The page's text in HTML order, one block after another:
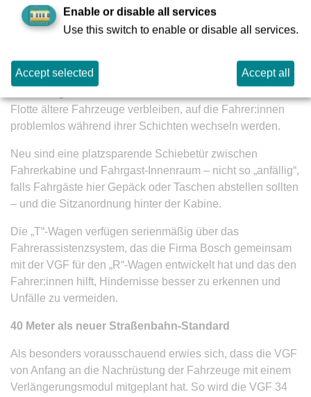
„Alstom-DNA“ als Hersteller von „großen“
Eisenbahnzügen. Die VGF hat aber auf einen
Basisfunktionen wie Türöffnung und -Freigabe erfolgen
nach wie vor per Taster. Der Wechsel zur neuen
Flotte ältere Fahrzeuge verbleiben, auf die Fahrer:innen
problemlos während ihrer Schichten wechseln werden.
Neu sind eine platzsparende Schiebetür zwischen
Fahrerkabine und Fahrgast-Innenraum – nicht so „anfällig“,
falls Fahrgäste hier Gepäck oder Taschen abstellen sollten
– und die Sitzanordnung hinter der Kabine.
Die „T“-Wagen verfügen serienmäßig über das
Fahrerassistenzsystem, das die Firma Bosch gemeinsam
mit der VGF für den „R“-Wagen entwickelt hat und das den
Fahrer:innen hilft, Hindernisse besser zu erkennen und
Unfälle zu vermeiden.
40 Meter als neuer Straßenbahn-Standard
Als besonders vorausschauend erwies sich, dass die VGF
von Anfang an die Nachrüstung der Fahrzeuge mit einem
Verlängerungsmodul mitgeplant hat. So wird die VGF 34
Enable or disable all services
Use this switch to enable or disable all services.
Accept selected Accept all